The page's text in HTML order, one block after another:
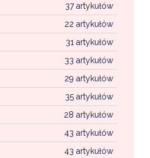
37 artykułów
22 artykułów
31 artykułów
33 artykułów
29 artykułów
35 artykułów
28 artykułów
43 artykułów
43 artykułów